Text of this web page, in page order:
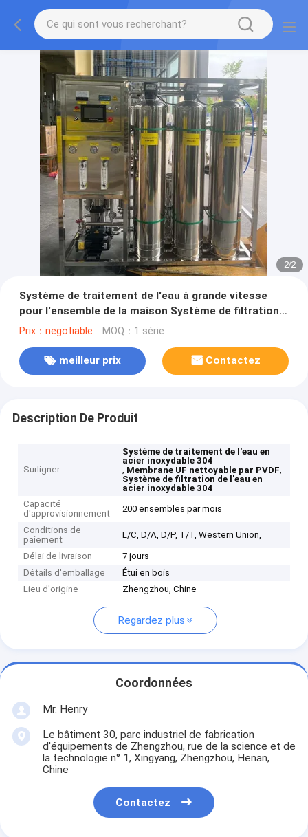
2/2
Système de traitement de l'eau à grande vitesse
pour l'ensemble de la maison Système de filtration
de l'eau en acier inoxydable 304
Prix：negotiable MOQ：1 série
meilleur prix Contactez
Description De Produit
Surligner
Système de traitement de l'eau en
acier inoxydable 304
, Membrane UF nettoyable par PVDF,
Système de filtration de l'eau en
acier inoxydable 304
Capacité
d'approvisionnement
200 ensembles par mois
Conditions de
paiement
L/C, D/A, D/P, T/T, Western Union,
Délai de livraison
7 jours
Détails d'emballage
Étui en bois
Lieu d'origine
Zhengzhou, Chine
Regardez plus
Coordonnées
Mr. Henry
Le bâtiment 30, parc industriel de fabrication
d'équipements de Zhengzhou, rue de la science et de
la technologie n° 1, Xingyang, Zhengzhou, Henan,
Chine
Contactez